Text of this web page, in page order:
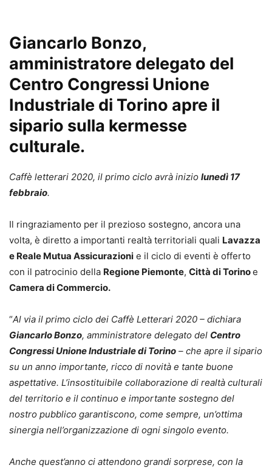
Giancarlo Bonzo,
amministratore delegato del
Centro Congressi Unione
Industriale di Torino apre il
sipario sulla kermesse
culturale.
Caffè letterari 2020, il primo ciclo avrà inizio lunedì 17
febbraio.
Il ringraziamento per il prezioso sostegno, ancora una
volta, è diretto a importanti realtà territoriali quali Lavazza
e Reale Mutua Assicurazioni e il ciclo di eventi è offerto
con il patrocinio della Regione Piemonte, Città di Torinoe
Camera di Commercio.
“Al via il primo ciclo dei Caffè Letterari 2020 – dichiara
Giancarlo Bonzo, amministratore delegato del Centro
Congressi Unione Industriale di Torino – che apre il sipario
su un anno importante, ricco di novità e tante buone
aspettative. L’insostituibile collaborazione di realtà culturali
del territorio e il continuo e importante sostegno del
nostro pubblico garantiscono, come sempre, un’ottima
sinergia nell’organizzazione di ogni singolo evento.
Anche quest’anno ci attendono grandi sorprese, con la